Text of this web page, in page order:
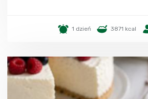
1 dzień 3871 kcal